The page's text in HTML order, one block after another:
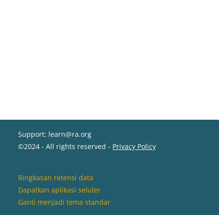
Support: learn@ra.org
©2024 - All rights reserved - Privacy Policy
Ringkasan retensi data
Dapatkan aplikasi seluler
Ganti menjadi tema standar